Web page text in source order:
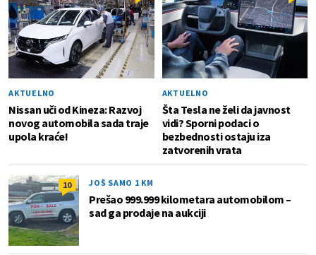
AKTUELNO
Nissan uči od Kineza: Razvoj
novog automobila sada traje
upola kraće!
AKTUELNO
Šta Tesla ne želi da javnost
vidi? Sporni podaci o
bezbednosti ostaju iza
zatvorenih vrata
10 JOŠ SAMO 1 KM
Prešao 999.999 kilometara automobilom –
sad ga prodaje na aukciji